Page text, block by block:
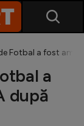
Fotbal a fost
a
după